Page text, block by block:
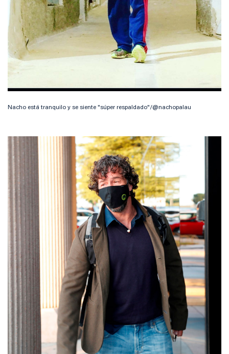
Nacho está tranquilo y se siente "súper respaldado"/@nachopalau